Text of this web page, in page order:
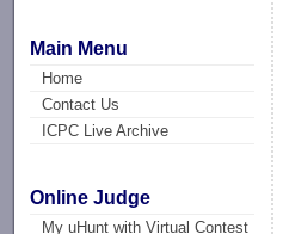
Main Menu
Home
Contact Us
ICPC Live Archive
Online Judge
My uHunt with Virtual Contest